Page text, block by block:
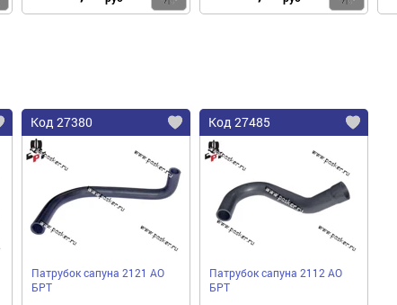
Код 27380
Патрубок сапуна 2121 АО
БРТ
Код 27485
Патрубок сапуна 2112 АО
БРТ